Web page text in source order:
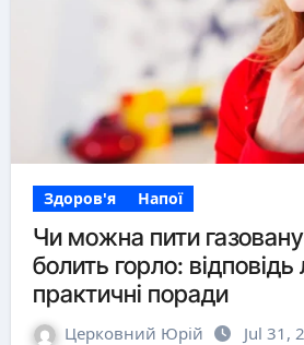
Здоров'я Напої
Чи можна пити
болить горло: відповідь
практичні поради
Церковний Юрій Jul 31,